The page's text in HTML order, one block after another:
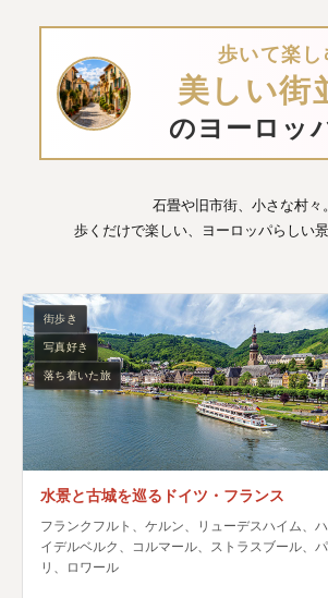
歩いて楽し
美しい街
のヨーロッ
石畳や旧市街、小さな村々。
歩くだけで楽しい、ヨーロッパらしい景
街歩き
写真好き
落ち着いた旅
水景と古城を巡るドイツ・フランス
フランクフルト、ケルン、リューデスハイム、ハ
イデルベルク、コルマール、ストラスブール、パ
リ、ロワール